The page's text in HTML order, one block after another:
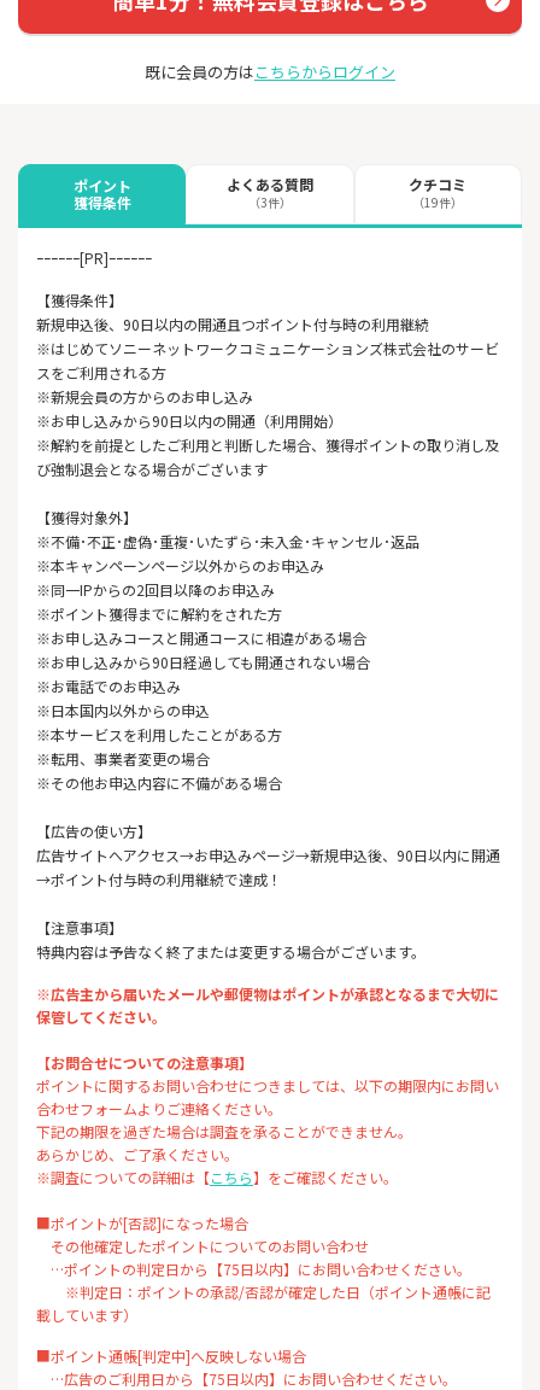
既に会員の方はこちらからログイン
ポイント
獲得条件
よくある質問
（3件）
クチコミ
（19件）
ｰｰｰｰｰｰ[PR]ｰｰｰｰｰｰ
【獲得条件】
新規申込後、90日以内の開通且つポイント付与時の利用継続
※はじめてソニーネットワークコミュニケーションズ株式会社のサービ
スをご利用される方
※新規会員の方からのお申し込み
※お申し込みから90日以内の開通（利用開始）
※解約を前提としたご利用と判断した場合、獲得ポイントの取り消し及
び強制退会となる場合がございます
【獲得対象外】
※不備･不正･虚偽･重複･いたずら･未入金･キャンセル･返品
※本キャンペーンページ以外からのお申込み
※同一IPからの2回目以降のお申込み
※ポイント獲得までに解約をされた方
※お申し込みコースと開通コースに相違がある場合
※お申し込みから90日経過しても開通されない場合
※お電話でのお申込み
※日本国内以外からの申込
※本サービスを利用したことがある方
※転用、事業者変更の場合
※その他お申込内容に不備がある場合
【広告の使い方】
広告サイトへアクセス→お申込みページ→新規申込後、90日以内に開通
→ポイント付与時の利用継続で達成！
【注意事項】
特典内容は予告なく終了または変更する場合がございます。
※広告主から届いたメールや郵便物はポイントが承認となるまで大切に
保管してください。
【お問合せについての注意事項】
ポイントに関するお問い合わせにつきましては、以下の期限内にお問い
合わせフォームよりご連絡ください。
下記の期限を過ぎた場合は調査を承ることができません。
あらかじめ、ご了承ください。
※調査についての詳細は【こちら】をご確認ください。
■ポイントが[否認]になった場合
その他確定したポイントについてのお問い合わせ
…ポイントの判定日から【75日以内】にお問い合わせください。
※判定日：ポイントの承認/否認が確定した日（ポイント通帳に記
載しています）
■ポイント通帳[判定中]へ反映しない場合
…広告のご利用日から【75日以内】にお問い合わせください。